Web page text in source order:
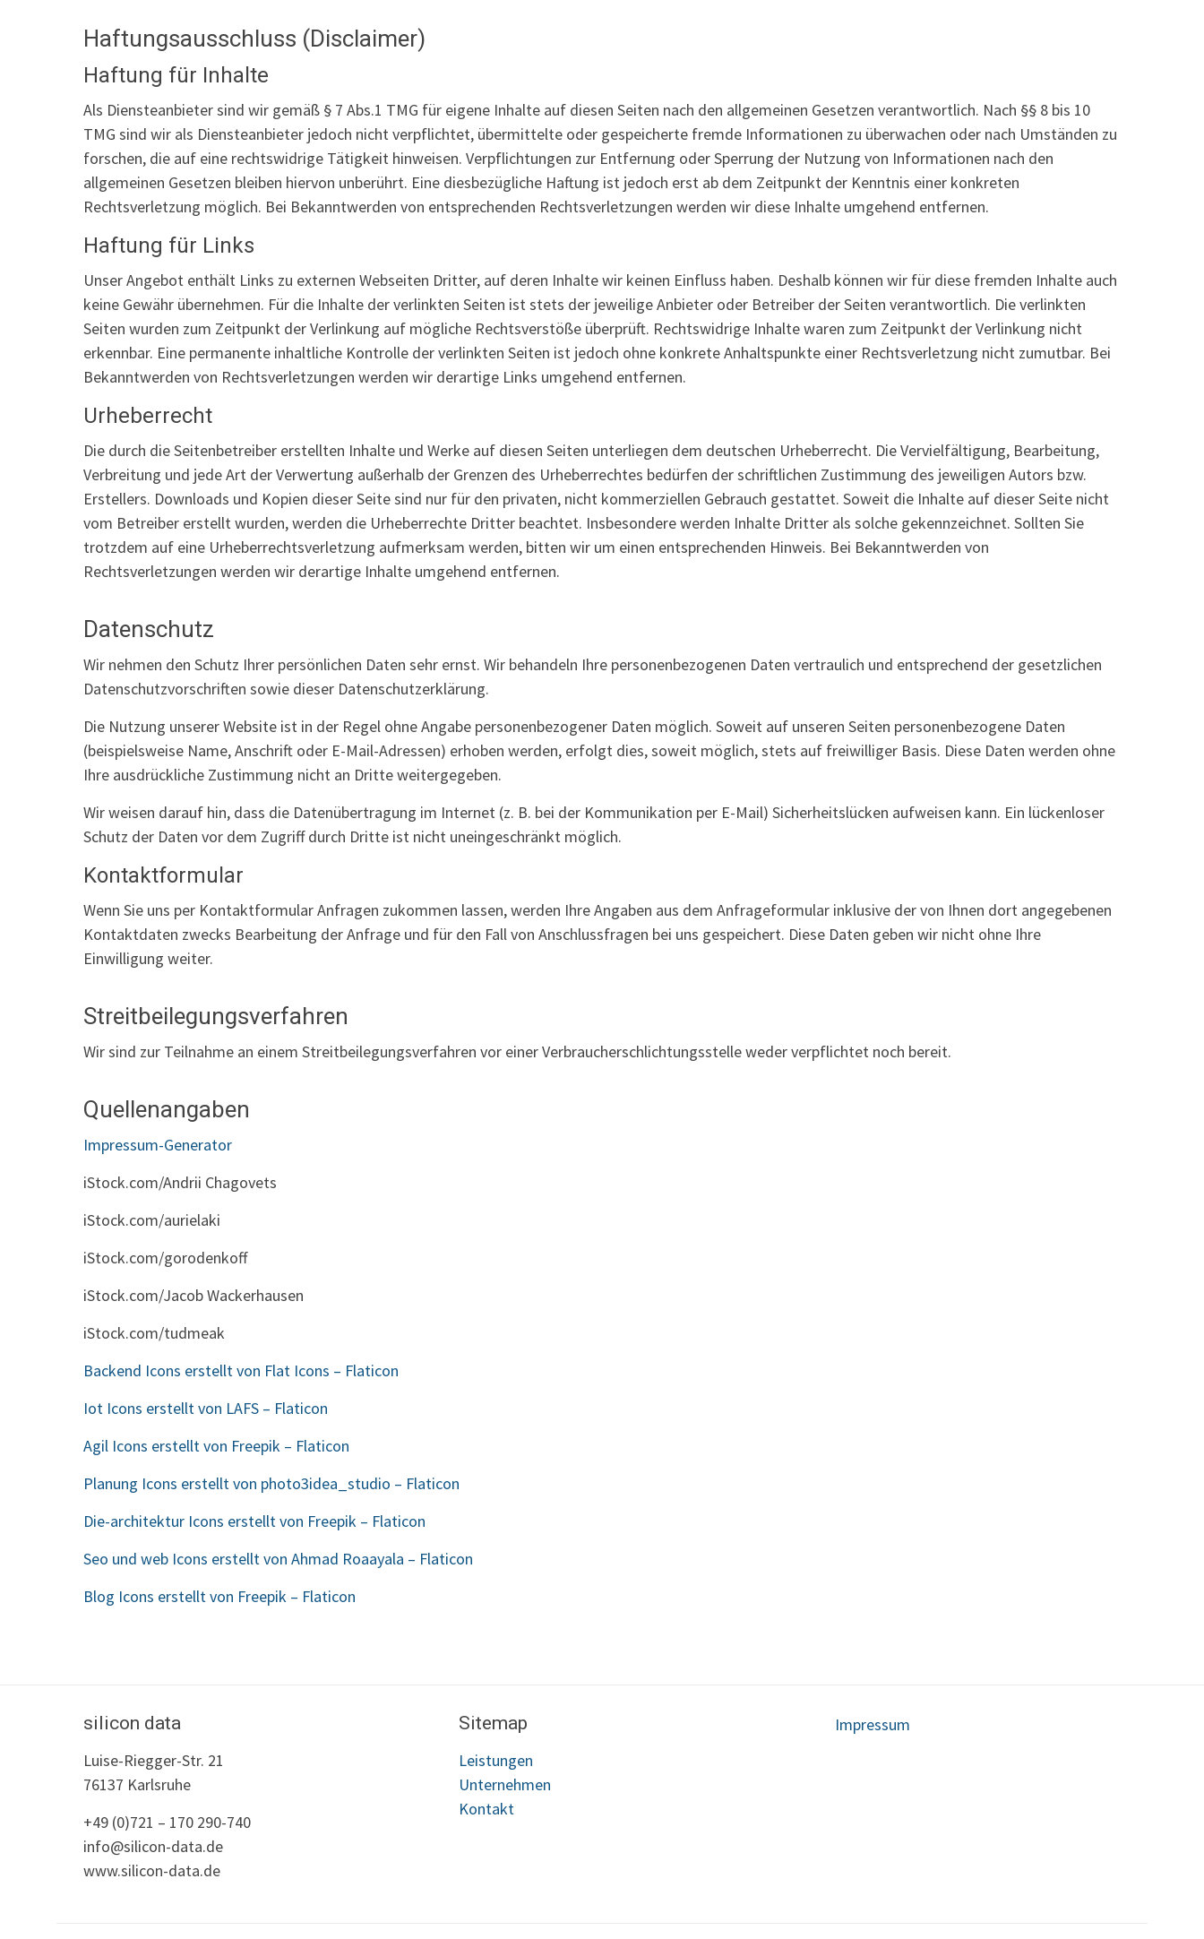
Haftungsausschluss (Disclaimer)
Haftung für Inhalte
Als Diensteanbieter sind wir gemäß § 7 Abs.1 TMG für eigene Inhalte auf diesen Seiten nach den allgemeinen Gesetzen verantwortlich. Nach §§ 8 bis 10
TMG sind wir als Diensteanbieter jedoch nicht verpflichtet, übermittelte oder gespeicherte fremde Informationen zu überwachen oder nach Umständen zu
forschen, die auf eine rechtswidrige Tätigkeit hinweisen. Verpflichtungen zur Entfernung oder Sperrung der Nutzung von Informationen nach den
allgemeinen Gesetzen bleiben hiervon unberührt. Eine diesbezügliche Haftung ist jedoch erst ab dem Zeitpunkt der Kenntnis einer konkreten
Rechtsverletzung möglich. Bei Bekanntwerden von entsprechenden Rechtsverletzungen werden wir diese Inhalte umgehend entfernen.
Haftung für Links
Unser Angebot enthält Links zu externen Webseiten Dritter, auf deren Inhalte wir keinen Einfluss haben. Deshalb können wir für diese fremden Inhalte auch
keine Gewähr übernehmen. Für die Inhalte der verlinkten Seiten ist stets der jeweilige Anbieter oder Betreiber der Seiten verantwortlich. Die verlinkten
Seiten wurden zum Zeitpunkt der Verlinkung auf mögliche Rechtsverstöße überprüft. Rechtswidrige Inhalte waren zum Zeitpunkt der Verlinkung nicht
erkennbar. Eine permanente inhaltliche Kontrolle der verlinkten Seiten ist jedoch ohne konkrete Anhaltspunkte einer Rechtsverletzung nicht zumutbar. Bei
Bekanntwerden von Rechtsverletzungen werden wir derartige Links umgehend entfernen.
Urheberrecht
Die durch die Seitenbetreiber erstellten Inhalte und Werke auf diesen Seiten unterliegen dem deutschen Urheberrecht. Die Vervielfältigung, Bearbeitung,
Verbreitung und jede Art der Verwertung außerhalb der Grenzen des Urheberrechtes bedürfen der schriftlichen Zustimmung des jeweiligen Autors bzw.
Erstellers. Downloads und Kopien dieser Seite sind nur für den privaten, nicht kommerziellen Gebrauch gestattet. Soweit die Inhalte auf dieser Seite nicht
vom Betreiber erstellt wurden, werden die Urheberrechte Dritter beachtet. Insbesondere werden Inhalte Dritter als solche gekennzeichnet. Sollten Sie
trotzdem auf eine Urheberrechtsverletzung aufmerksam werden, bitten wir um einen entsprechenden Hinweis. Bei Bekanntwerden von
Rechtsverletzungen werden wir derartige Inhalte umgehend entfernen.
Datenschutz
Wir nehmen den Schutz Ihrer persönlichen Daten sehr ernst. Wir behandeln Ihre personenbezogenen Daten vertraulich und entsprechend der gesetzlichen
Datenschutzvorschriften sowie dieser Datenschutzerklärung.
Die Nutzung unserer Website ist in der Regel ohne Angabe personenbezogener Daten möglich. Soweit auf unseren Seiten personenbezogene Daten
(beispielsweise Name, Anschrift oder E-Mail-Adressen) erhoben werden, erfolgt dies, soweit möglich, stets auf freiwilliger Basis. Diese Daten werden ohne
Ihre ausdrückliche Zustimmung nicht an Dritte weitergegeben.
Wir weisen darauf hin, dass die Datenübertragung im Internet (z. B. bei der Kommunikation per E-Mail) Sicherheitslücken aufweisen kann. Ein lückenloser
Schutz der Daten vor dem Zugriff durch Dritte ist nicht uneingeschränkt möglich.
Kontaktformular
Wenn Sie uns per Kontaktformular Anfragen zukommen lassen, werden Ihre Angaben aus dem Anfrageformular inklusive der von Ihnen dort angegebenen
Kontaktdaten zwecks Bearbeitung der Anfrage und für den Fall von Anschlussfragen bei uns gespeichert. Diese Daten geben wir nicht ohne Ihre
Einwilligung weiter.
Streitbeilegungsverfahren
Wir sind zur Teilnahme an einem Streitbeilegungsverfahren vor einer Verbraucherschlichtungsstelle weder verpflichtet noch bereit.
Quellenangaben
Impressum-Generator
iStock.com/Andrii Chagovets
iStock.com/aurielaki
iStock.com/gorodenkoff
iStock.com/Jacob Wackerhausen
iStock.com/tudmeak
Backend Icons erstellt von Flat Icons – Flaticon
Iot Icons erstellt von LAFS – Flaticon
Agil Icons erstellt von Freepik – Flaticon
Planung Icons erstellt von photo3idea_studio – Flaticon
Die-architektur Icons erstellt von Freepik – Flaticon
Seo und web Icons erstellt von Ahmad Roaayala – Flaticon
Blog Icons erstellt von Freepik – Flaticon
silicon data
Luise-Riegger-Str. 21
76137 Karlsruhe
+49 (0)721 – 170 290-740
info@silicon-data.de
www.silicon-data.de
Sitemap
Leistungen
Unternehmen
Kontakt
Impressum